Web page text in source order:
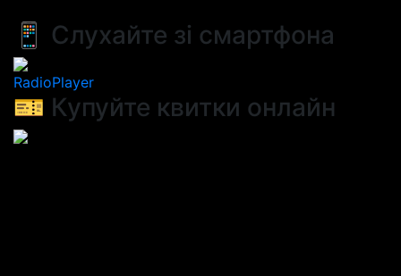
📱 Слухайте зі смартфона
RadioPlayer
🎫 Купуйте квитки онлайн